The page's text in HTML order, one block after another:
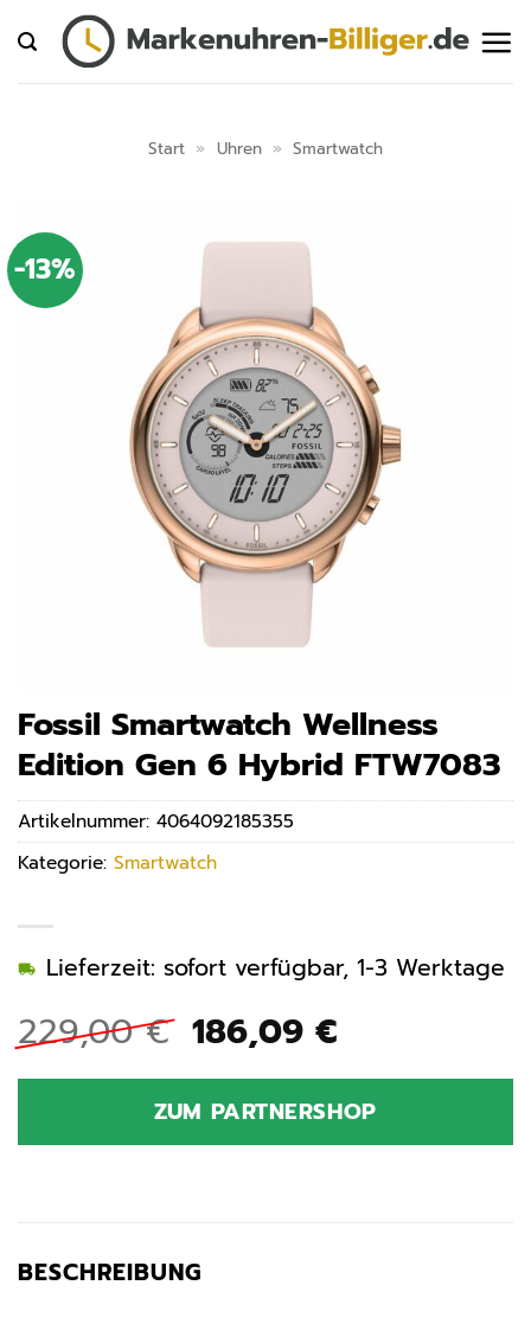
Inhalt
springen
Start » Uhren » Smartwatch
-13%
Fossil Smartwatch Wellness
Edition Gen 6 Hybrid FTW7083
229,00€ Ursprünglicher
Preis
war:
229,00 €
186,09 €Aktueller
ist:
186,09 €.
Lieferzeit: sofort verfügbar, 1-3 Werktage
ZUM PARTNERSHOP
Artikelnummer: 4064092185355
Kategorie: Smartwatch
BESCHREIBUNG